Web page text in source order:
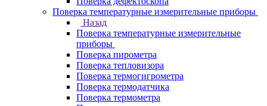
Поверка температурные измерительные приборы
Назад
Поверка температурные измерительные
приборы
Поверка пирометра
Поверка тепловизора
Поверка термогигрометра
Поверка термодатчика
Поверка термометра